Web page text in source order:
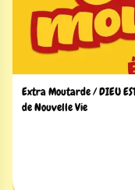
Extra Moutarde / DIEU
de Nouvelle Vie